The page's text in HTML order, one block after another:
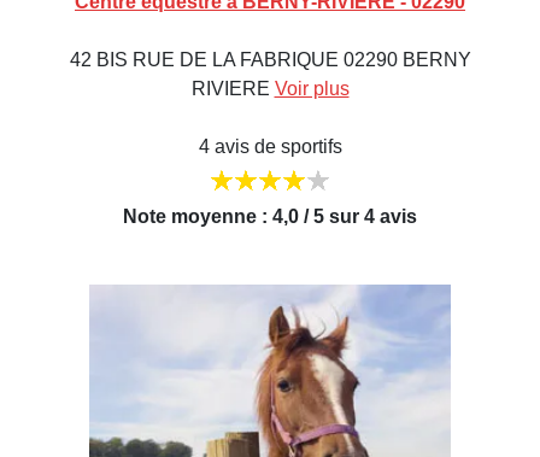
42 BIS RUE DE LA FABRIQUE 02290 BERNY
RIVIERE Voir plus
4 avis de sportifs
Note moyenne : 4,0 / 5 sur 4 avis